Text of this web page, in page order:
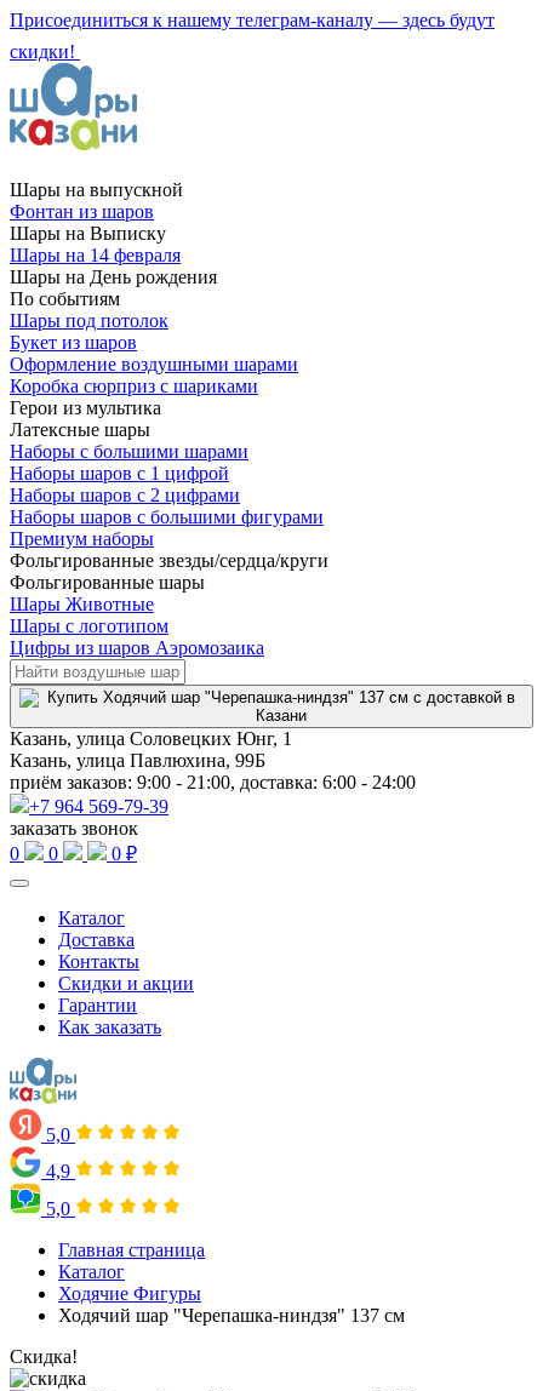
Присоединиться к нашему телеграм-каналу — здесь будут
скидки!
Шары на выпускной
Фонтан из шаров
Шары на Выписку
Шары на 14 февраля
Шары на День рождения
По событиям
Шары под потолок
Букет из шаров
Оформление воздушными шарами
Коробка сюрприз с шариками
Герои из мультика
Латексные шары
Наборы с большими шарами
Наборы шаров с 1 цифрой
Наборы шаров с 2 цифрами
Наборы шаров с большими фигурами
Премиум наборы
Фольгированные звезды/сердца/круги
Фольгированные шары
Шары Животные
Шары с логотипом
Цифры из шаров Аэромозаика
Казань, улица Соловецких Юнг, 1
Казань, улица Павлюхина, 99Б
приём заказов: 9:00 - 21:00, доставка: 6:00 - 24:00
+7 964 569-79-39
заказать звонок
0
0 0 ₽
Каталог
Доставка
Контакты
Скидки и акции
Гарантии
Как заказать
5,0
4,9
5,0
Главная страница
Каталог
Ходячие Фигуры
Ходячий шар "Черепашка-ниндзя" 137 см
Скидка!